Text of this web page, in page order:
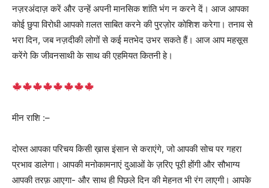
नज़रअंदाज़ करें और उन्हें अपनी मानसिक शांति भंग न करने दें। आज आपका
कोई छुपा विरोधी आपको ग़लत साबित करने की पुरज़ोर कोशिश करेगा। तनाव से
भरा दिन, जब नज़दीकी लोगों से कई मतभेद उभर सकते हैं। आज आप महसूस
करेंगे कि जीवनसाथी के साथ की एहमियत कितनी हे।
मीन राशि :–
दोस्त आपका परिचय किसी ख़ास इंसान से कराएंगे, जो आपकी सोच पर गहरा
प्रभाव डालेगा। आपकी मनोकामनाएं दुआओं के ज़रिए पूरी होंगी और सौभाग्य
आपकी तरफ़ आएगा- और साथ ही पिछले दिन की मेहनत भी रंग लाएगी। आपके